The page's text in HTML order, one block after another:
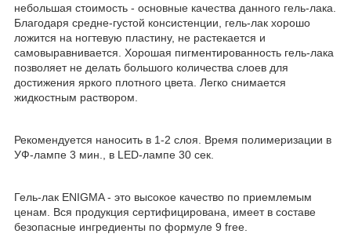
небольшая стоимость - основные качества данного гель-лака.
Благодаря средне-густой консистенции, гель-лак хорошо
ложится на ногтевую пластину, не растекается и
самовыравнивается. Хорошая пигментированность гель-лака
позволяет не делать большого количества слоев для
достижения яркого плотного цвета. Легко снимается
жидкостным раствором.
Рекомендуется наносить в 1-2 слоя. Время полимеризации в
УФ-лампе 3 мин., в LED-лампе 30 сек.
Гель-лак ENIGMA - это высокое качество по приемлемым
ценам. Вся продукция сертифицирована, имеет в составе
безопасные ингредиенты по формуле 9 free.